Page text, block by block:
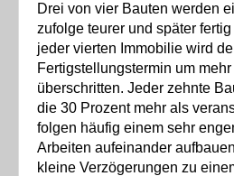
Drei von vier Bauten werden
zufolge teurer und später
jeder vierten Immobilie wird
Fertigstellungstermin um
überschritten. Jeder zehnte
die 30 Prozent mehr als
folgen häufig einem sehr
Arbeiten aufeinander
kleine Verzögerungen zu